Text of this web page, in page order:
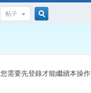
帖子
索
您需要先登錄才能繼續本操作